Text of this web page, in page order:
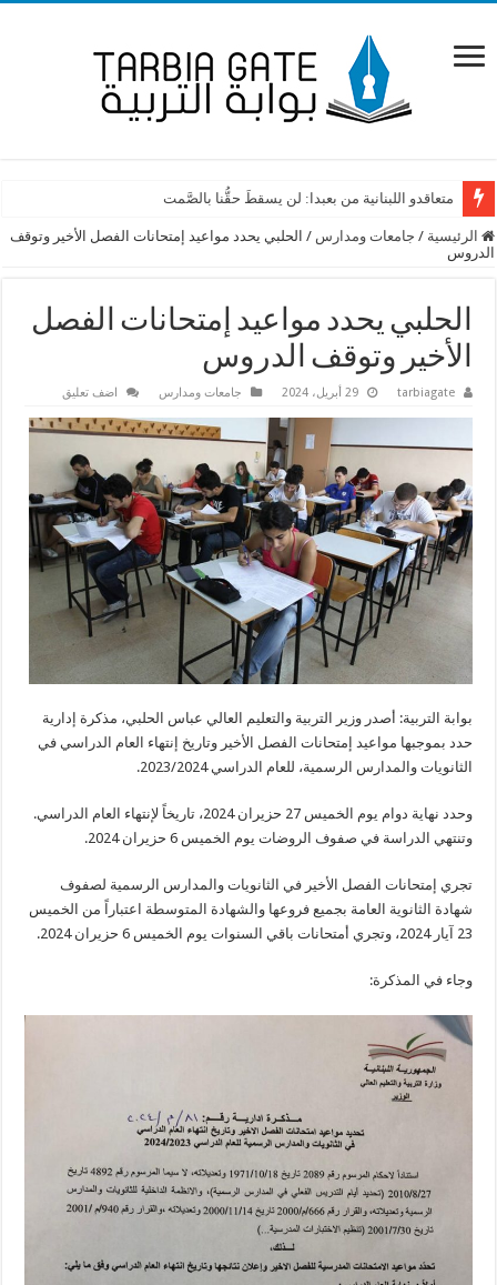
متعاقدو اللبنانية من بعبدا: لن يسقطَ حقُّنا بالصَّمت
الرئيسية / جامعات ومدارس / الحلبي يحدد مواعيد إمتحانات الفصل الأخير وتوقف
الدروس
الحلبي يحدد مواعيد إمتحانات الفصل
الأخير وتوقف الدروس
tarbiagate 29 أبريل، 2024 جامعات ومدارس اضف تعليق
بوابة التربية: أصدر وزير التربية والتعليم العالي عباس الحلبي، مذكرة إدارية
حدد بموجبها مواعيد إمتحانات الفصل الأخير وتاريخ إنتهاء العام الدراسي في
الثانويات والمدارس الرسمية، للعام الدراسي 2023/2024.
وحدد نهاية دوام يوم الخميس 27 حزيران 2024، تاريخاً لإنتهاء العام الدراسي.
وتنتهي الدراسة في صفوف الروضات يوم الخميس 6 حزيران 2024.
تجري إمتحانات الفصل الأخير في الثانويات والمدارس الرسمية لصفوف
شهادة الثانوية العامة بجميع فروعها والشهادة المتوسطة اعتباراً من الخميس
23 آيار 2024، وتجري أمتحانات باقي السنوات يوم الخميس 6 حزيران 2024.
وجاء في المذكرة: